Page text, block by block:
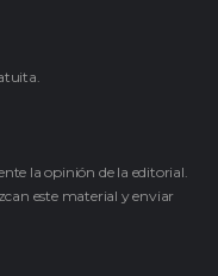
la opinión de la editorial.
este material y enviar